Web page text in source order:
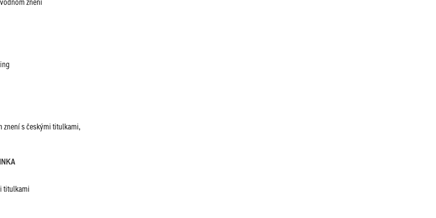
znení s českými titulkami,
titulkami